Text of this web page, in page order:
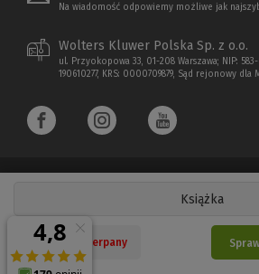
Książka
Nakład wyczerpany
Na wiadomość odpowiemy możliwe jak
Wolters Kluwer Polska Sp. z o.o.
ul. Przyokopowa 33, 01-208 Warszawa; NIP: 583-
190610277, KRS: 0000709879, Sąd rejonowy dla
Copyright 1997 - 2026 Wolters Kluwer Polska
Płatności elektroniczne